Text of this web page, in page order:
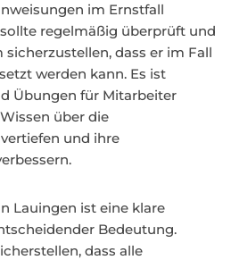
im Ernstfall
regelmäßig überprüft und
dass er im Fall
werden kann. Es ist
Übungen für Mitarbeiter
über die
und ihre
Lauingen ist eine klare
Bedeutung.
dass alle